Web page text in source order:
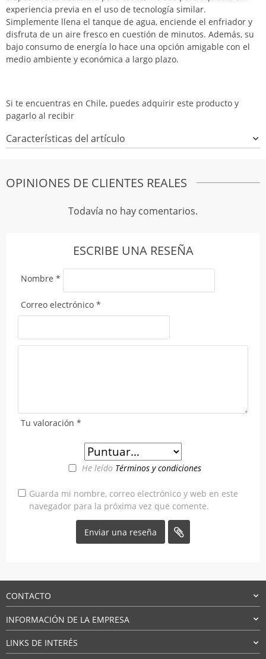
experiencia previa en el uso de tecnología similar.
Simplemente llena el tanque de agua, enciende el enfriador y
disfruta de un aire fresco en cuestión de minutos. Además, su
bajo consumo de energía lo hace una opción amigable con el
medio ambiente y económica a largo plazo.
Si te encuentras en Chile, puedes adquirir este producto y
pagarlo al recibir
Características del artículo
OPINIONES DE CLIENTES REALES
Todavía no hay comentarios.
ESCRIBE UNA RESEÑA
Tu valoración *
He leído Términos y condiciones
Nombre *
Correo electrónico *
Guarda mi nombre, correo electrónico y web en este
navegador para la próxima vez que comente.
CONTACTO
INFORMACIÓN DE LA EMPRESA
LINKS DE INTERÉS